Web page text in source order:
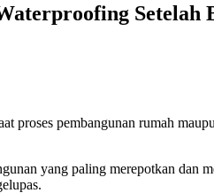
Setelah
proses pembangunan rumah
yang paling merepotkan